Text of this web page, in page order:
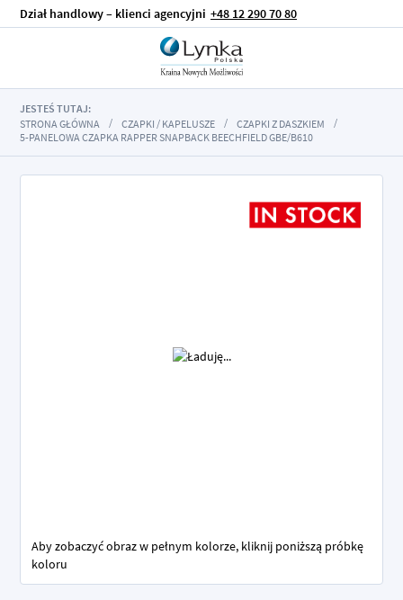
Dział handlowy – klienci agencyjni +48 12 290 70 80
JESTEŚ TUTAJ:
STRONA GŁÓWNA
CZAPKI / KAPELUSZE
CZAPKI Z DASZKIEM
5-PANELOWA CZAPKA RAPPER SNAPBACK BEECHFIELD GBE/B610
Aby zobaczyć obraz w pełnym kolorze, kliknij poniższą próbkę
koloru